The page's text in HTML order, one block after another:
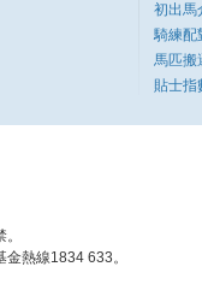
初出馬
騎練配
馬匹搬
貼士指
熱線1834 633。